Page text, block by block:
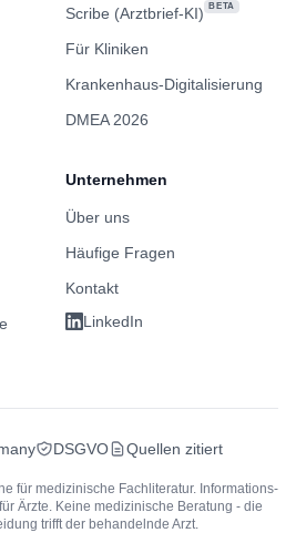
Scribe (Arztbrief-KI)
BETA
Für Kliniken
Krankenhaus-Digitalisierung
DMEA 2026
Unternehmen
Über uns
Häufige Fragen
Kontakt
LinkedIn
DSGVO Quellen zitiert
für medizinische Fachliteratur. Informations-
Ärzte. Keine medizinische Beratung - die
trifft der behandelnde Arzt.